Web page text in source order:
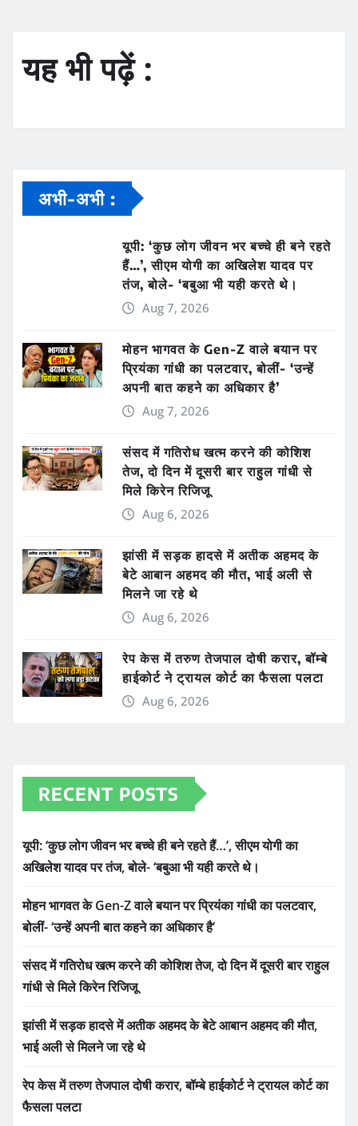
यह भी पढ़ें :
अभी-अभी :
यूपी: ‘कुछ लोग जीवन भर बच्चे ही बने रहते
हैं…’, सीएम योगी का अखिलेश यादव पर
तंज, बोले- ‘बबुआ भी यही करते थे।
Aug 7, 2026
मोहन भागवत के Gen-Z वाले बयान पर
प्रियंका गांधी का पलटवार, बोलीं- ‘उन्हें
अपनी बात कहने का अधिकार है’
Aug 7, 2026
संसद में गतिरोध खत्म करने की कोशिश
तेज, दो दिन में दूसरी बार राहुल गांधी से
मिले किरेन रिजिजू
Aug 6, 2026
झांसी में सड़क हादसे में अतीक अहमद के
बेटे आबान अहमद की मौत, भाई अली से
मिलने जा रहे थे
Aug 6, 2026
रेप केस में तरुण तेजपाल दोषी करार, बॉम्बे
हाईकोर्ट ने ट्रायल कोर्ट का फैसला पलटा
Aug 6, 2026
RECENT POSTS
यूपी: ‘कुछ लोग जीवन भर बच्चे ही बने रहते हैं…’, सीएम योगी का
अखिलेश यादव पर तंज, बोले- ‘बबुआ भी यही करते थे।
मोहन भागवत के Gen-Z वाले बयान पर प्रियंका गांधी का पलटवार,
बोलीं- ‘उन्हें अपनी बात कहने का अधिकार है’
संसद में गतिरोध खत्म करने की कोशिश तेज, दो दिन में दूसरी बार राहुल
गांधी से मिले किरेन रिजिजू
झांसी में सड़क हादसे में अतीक अहमद के बेटे आबान अहमद की मौत,
भाई अली से मिलने जा रहे थे
रेप केस में तरुण तेजपाल दोषी करार, बॉम्बे हाईकोर्ट ने ट्रायल कोर्ट का
फैसला पलटा